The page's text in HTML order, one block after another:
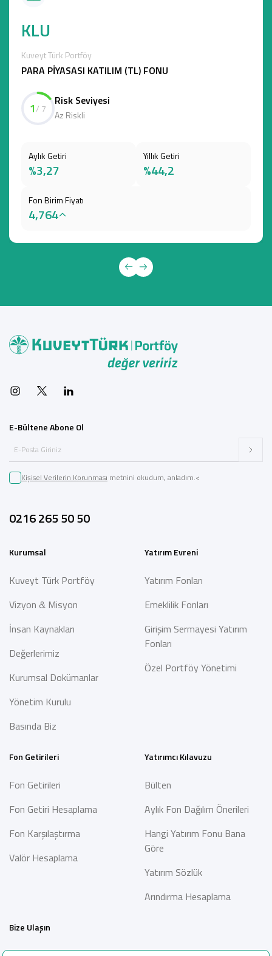
KLU
Kuveyt Türk Portföy
PARA PİYASASI KATILIM (TL) FONU
1/ 7
Risk Seviyesi
Az Riskli
Aylık Getiri
%3,27
Yıllık Getiri
%44,2
Fon Birim Fiyatı
4,764
E-Bültene Abone Ol
Kişisel Verilerin Korunması metnini okudum, anladım.<
0216 265 50 50
Kurumsal
Kuveyt Türk Portföy
Vizyon & Misyon
İnsan Kaynakları
Değerlerimiz
Kurumsal Dokümanlar
Yönetim Kurulu
Basında Biz
Yatırım Evreni
Yatırım Fonları
Emeklilik Fonları
Girişim Sermayesi Yatırım
Fonları
Özel Portföy Yönetimi
Fon Getirileri
Fon Getirileri
Fon Getiri Hesaplama
Fon Karşılaştırma
Valör Hesaplama
Yatırımcı Kılavuzu
Bülten
Aylık Fon Dağılım Önerileri
Hangi Yatırım Fonu Bana
Göre
Yatırım Sözlük
Arındırma Hesaplama
Bize Ulaşın